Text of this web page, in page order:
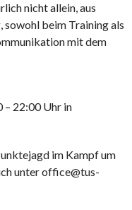
nicht allein, aus
sowohl beim Training als
mit dem
22:00 Uhr in
im Kampf um
unter office@tus-